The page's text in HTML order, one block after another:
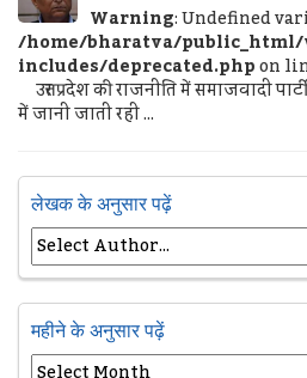
Warning: Undefined
/home/bharatva/
includes/deprecated.phpon
उत्तर प्रदेश की राजनीति में समाजवादी
में जानी जाती रही ...
लेखक के अनुसार पढ़ें
महीने के अनुसार पढ़ें